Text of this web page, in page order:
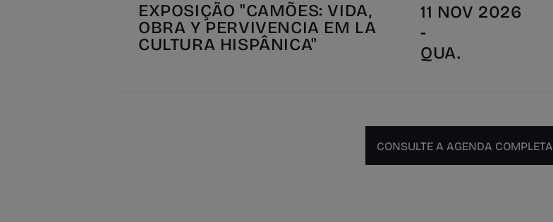
EXPOSIÇÃO "CAMÕES: VIDA,
OBRA Y PERVIVENCIA EM LA
CULTURA HISPÂNICA"
11 NOV 2026
-
QUA.
CONSULTE A AGENDA COMPLETA